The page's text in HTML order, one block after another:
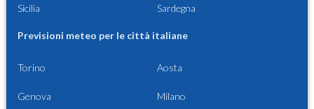
Sicilia Sardegna
Previsioni meteo per le città italiane
Torino Aosta
Genova Milano